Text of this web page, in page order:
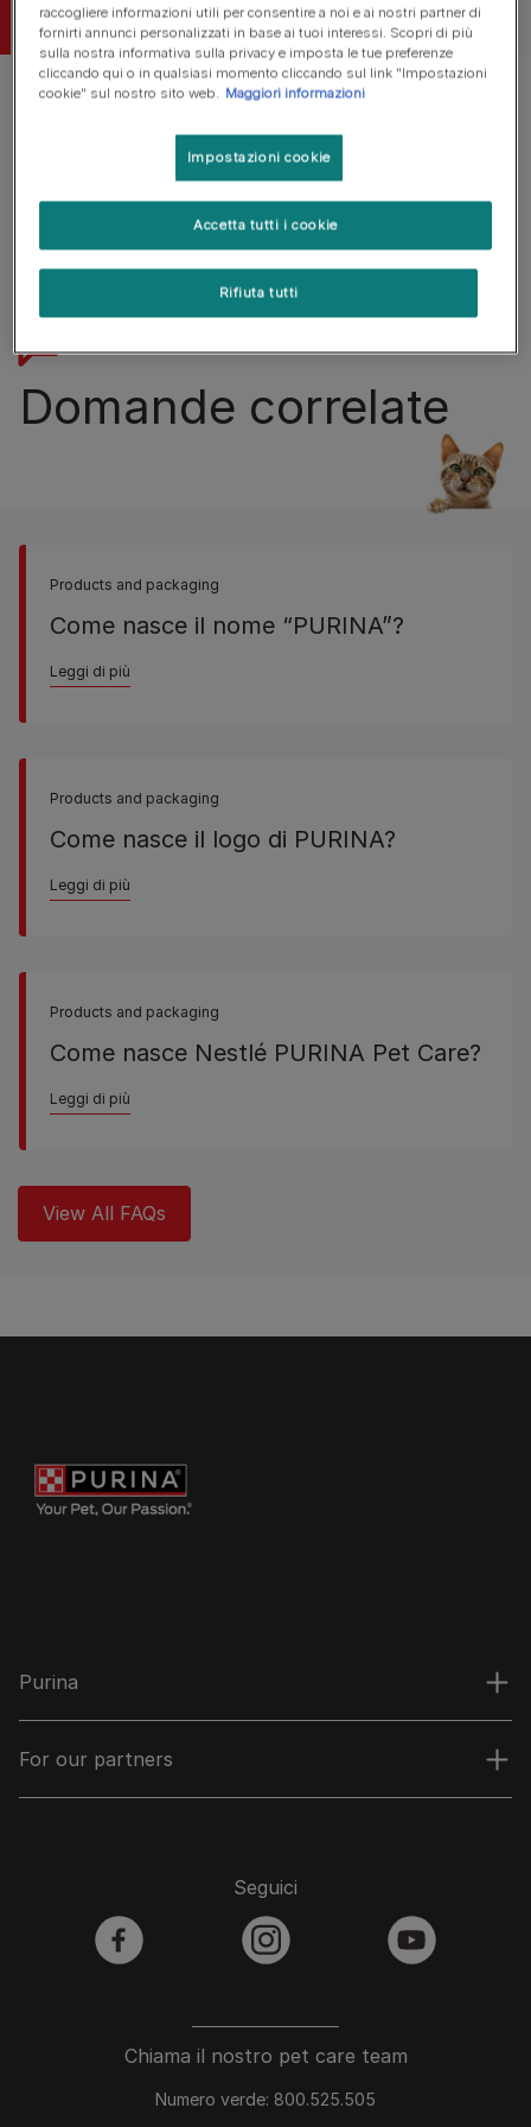
Domande correlate
Products and packaging
Come nasce il nome “PURINA”?
Leggi di più
Products and packaging
Come nasce il logo di PURINA?
Leggi di più
Products and packaging
Come nasce Nestlé PURINA Pet Care?
Leggi di più
View All FAQs
Purina
For our partners
Chiama il nostro pet care team
Numero verde: 800.525.505
Seguici
facebook instagram youtube
raccogliere informazioni utili per consentire a noi e ai nostri partner di
fornirti annunci personalizzati in base ai tuoi interessi. Scopri di più
sulla nostra informativa sulla privacy e imposta le tue preferenze
cliccando qui o in qualsiasi momento cliccando sul link "Impostazioni
cookie" sul nostro sito web. Maggiori informazioni
Impostazioni cookie
Rifiuta tutti
Accetta tutti i cookie